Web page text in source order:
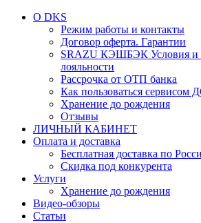
О DKS
Режим работы и контакты
Договор оферта. Гарантии
SRAZU КЭШБЭК Условия и
лояльности
Рассрочка от ОТП банка
Как пользоваться
Хранение до рождения
Отзывы
ЛИЧНЫЙ КАБИНЕТ
Оплата и доставка
Бесплатная доставка по
Скидка под конкурента
Услуги
Хранение до рождения
Видео-обзоры
Статьи